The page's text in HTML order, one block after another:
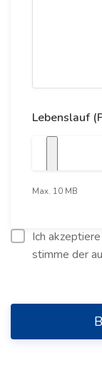
Lebenslauf
Max. 10 MB
Ich
stimme der